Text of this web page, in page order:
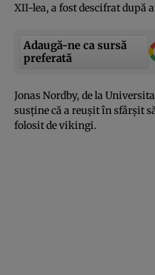
XII-lea, a fost descifrat după
Adaugă-ne ca sursă
preferată
Jonas Nordby, de la
susţine că a reuşit în sfârşit
folosit de vikingi.